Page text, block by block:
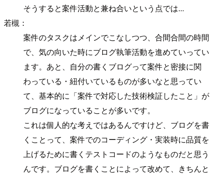
そうすると案件活動と兼ね合いという点では...
若槻：
案件のタスクはメインでこなしつつ、合間合間の時間
で、気の向いた時にブログ執筆活動を進めていってい
ます。あと、自分の書くブログって案件と密接に関
わっている・紐付いているものが多いなと思ってい
て、基本的に「案件で対応した技術検証したこと」が
ブログになっていることが多いです。
これは個人的な考えではあるんですけど、ブログを書
くことって、案件でのコーディング・実装時に品質を
上げるために書くテストコードのようなものだと思う
んです。ブログを書くことによって改めて、きちんと